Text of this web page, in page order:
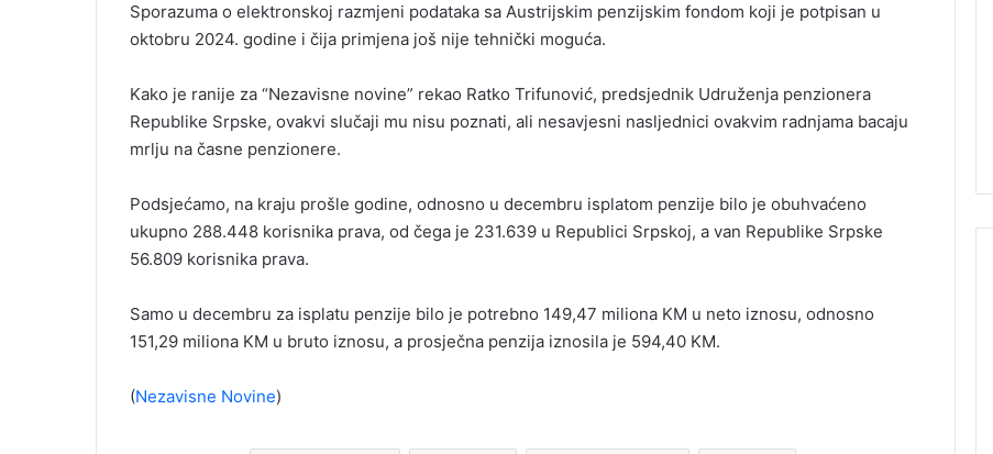
Sporazuma o elektronskoj razmjeni podataka sa Austrijskim penzijskim fondom koji je potpisan u
oktobru 2024. godine i čija primjena još nije tehnički moguća.
Kako je ranije za “Nezavisne novine” rekao Ratko Trifunović, predsjednik Udruženja penzionera
Republike Srpske, ovakvi slučaji mu nisu poznati, ali nesavjesni nasljednici ovakvim radnjama bacaju
mrlju na časne penzionere.
Podsjećamo, na kraju prošle godine, odnosno u decembru isplatom penzije bilo je obuhvaćeno
ukupno 288.448 korisnika prava, od čega je 231.639 u Republici Srpskoj, a van Republike Srpske
56.809 korisnika prava.
Samo u decembru za isplatu penzije bilo je potrebno 149,47 miliona KM u neto iznosu, odnosno
151,29 miliona KM u bruto iznosu, a prosječna penzija iznosila je 594,40 KM.
(Nezavisne Novine)